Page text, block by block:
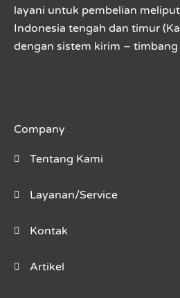
layani untuk pembelian
Indonesia tengah dan timur
dengan sistem kirim – timbang
Company
Tentang Kami
Layanan/Service
Kontak
Artikel